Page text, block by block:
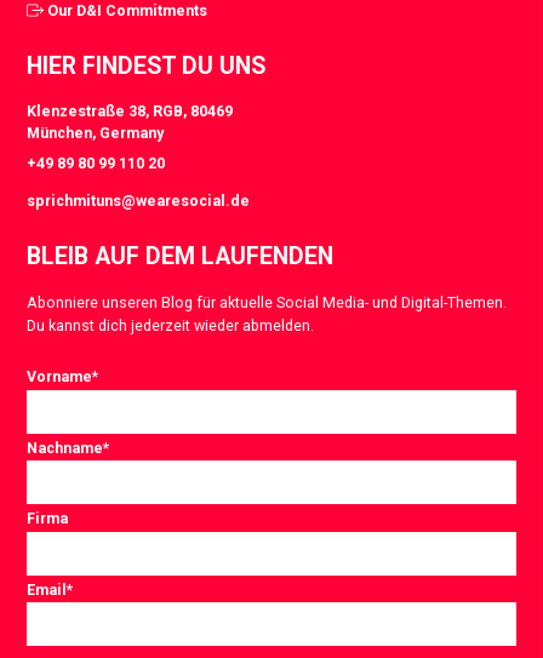
Our D&I Commitments
HIER FINDEST DU UNS
Klenzestraße 38, RGB, 80469
München, Germany
+49 89 80 99 110 20
sprichmituns@wearesocial.de
BLEIB AUF DEM LAUFENDEN
Abonniere unseren Blog für aktuelle Social Media- und Digital-Themen.
Du kannst dich jederzeit wieder abmelden.
Vorname*
Nachname*
Firma
Email*